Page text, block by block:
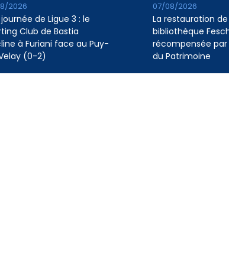
journée de Ligue 3 : le
Club de Bastia
à Furiani face au Puy-
(0-2)
2026
La restauration de
bibliothèque
récompensée par
du Patrimoine
07/08/2026